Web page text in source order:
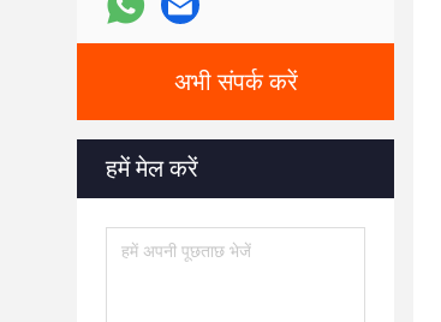
अभी संपर्क करें
हमें मेल करें